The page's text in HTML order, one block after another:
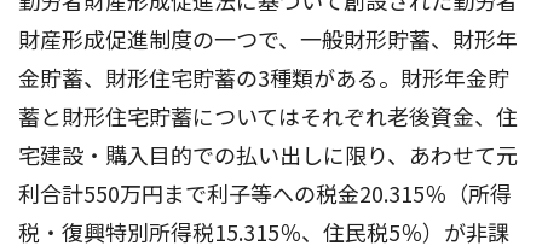
財産形成促進制度の一つで、一般財形貯蓄、財形年
金貯蓄、財形住宅貯蓄の3種類がある。財形年金貯
蓄と財形住宅貯蓄についてはそれぞれ老後資金、住
宅建設・購入目的での払い出しに限り、あわせて元
利合計550万円まで利子等への税金20.315％（所得
税・復興特別所得税15.315％、住民税5％）が非課